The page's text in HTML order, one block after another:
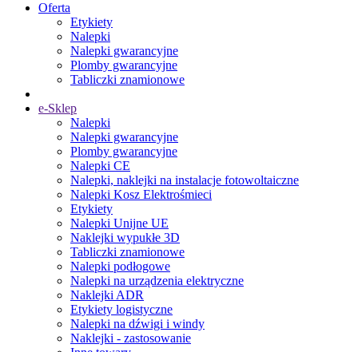
Oferta
Etykiety
Nalepki
Nalepki gwarancyjne
Plomby gwarancyjne
Tabliczki znamionowe
e-Sklep
Nalepki
Nalepki gwarancyjne
Plomby gwarancyjne
Nalepki CE
Nalepki, naklejki na instalacje fotowoltaiczne
Nalepki Kosz Elektrośmieci
Etykiety
Nalepki Unijne UE
Naklejki wypukłe 3D
Tabliczki znamionowe
Nalepki podłogowe
Nalepki na urządzenia elektryczne
Naklejki ADR
Etykiety logistyczne
Nalepki na dźwigi i windy
Naklejki - zastosowanie